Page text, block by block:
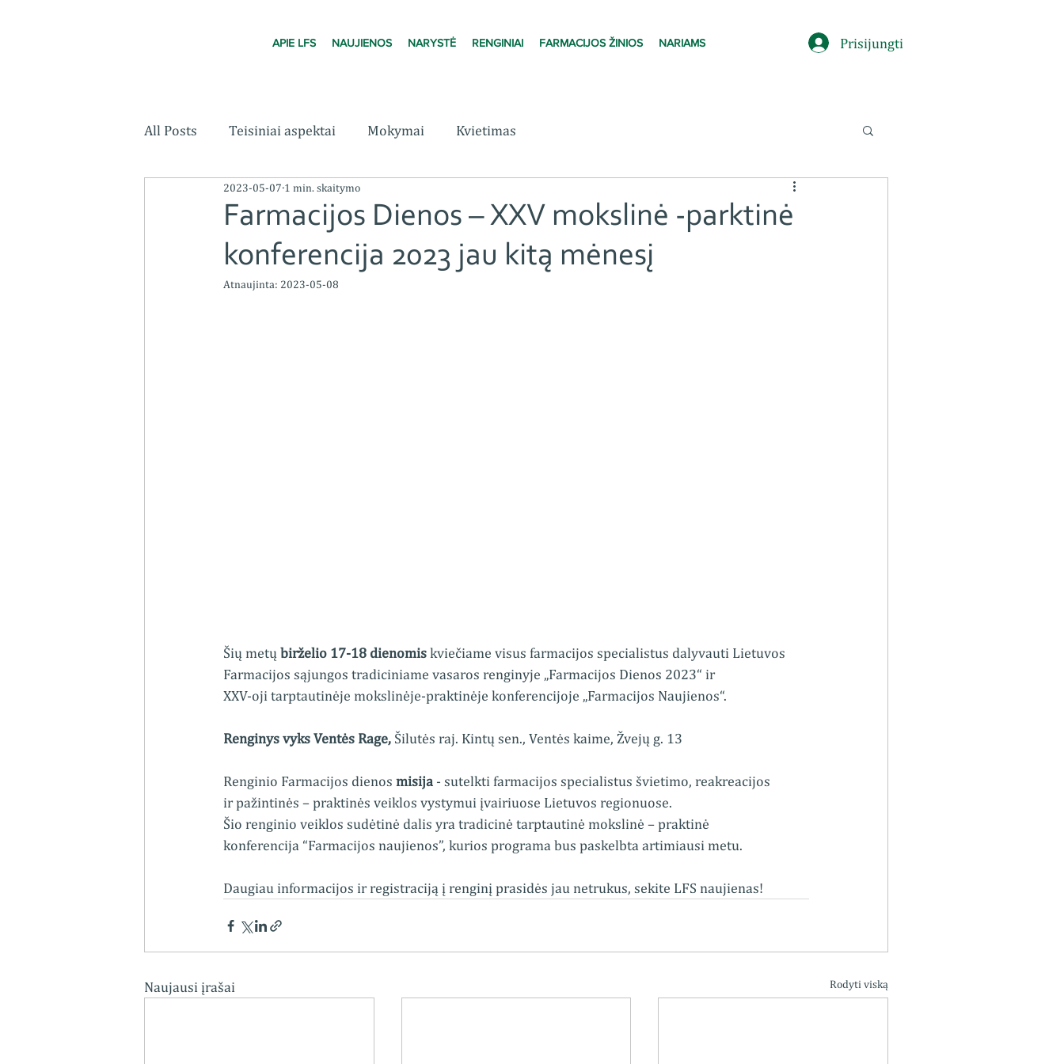
APIE LFS NAUJIENOS NARYSTĖ RENGINIAI FARMACIJOS ŽINIOS NARIAMS Prisijungti
All Posts Teisiniai aspektai Mokymai Kvietimas
Farmacijos Dienos – XXV mokslinė -parktinė
konferencija 2023 jau kitą mėnesį
2023-05-07 1 min. skaitymo
Atnaujinta: 2023-05-08
Šių metų birželio 17-18 dienomis kviečiame visus farmacijos specialistus dalyvauti Lietuvos
Farmacijos sąjungos tradiciniame vasaros renginyje „Farmacijos Dienos 2023“ ir
XXV-oji tarptautinėje mokslinėje-praktinėje konferencijoje „Farmacijos Naujienos“.
Renginys vyks Ventės Rage, Šilutės raj. Kintų sen., Ventės kaime, Žvejų g. 13
Renginio Farmacijos dienos misija - sutelkti farmacijos specialistus švietimo, reakreacijos
ir pažintinės – praktinės veiklos vystymui įvairiuose Lietuvos regionuose.
Šio renginio veiklos sudėtinė dalis yra tradicinė tarptautinė mokslinė – praktinė
konferencija “Farmacijos naujienos”, kurios programa bus paskelbta artimiausi metu.
Daugiau informacijos ir registraciją į renginį prasidės jau netrukus, sekite LFS naujienas!
Naujausi įrašai Rodyti viską